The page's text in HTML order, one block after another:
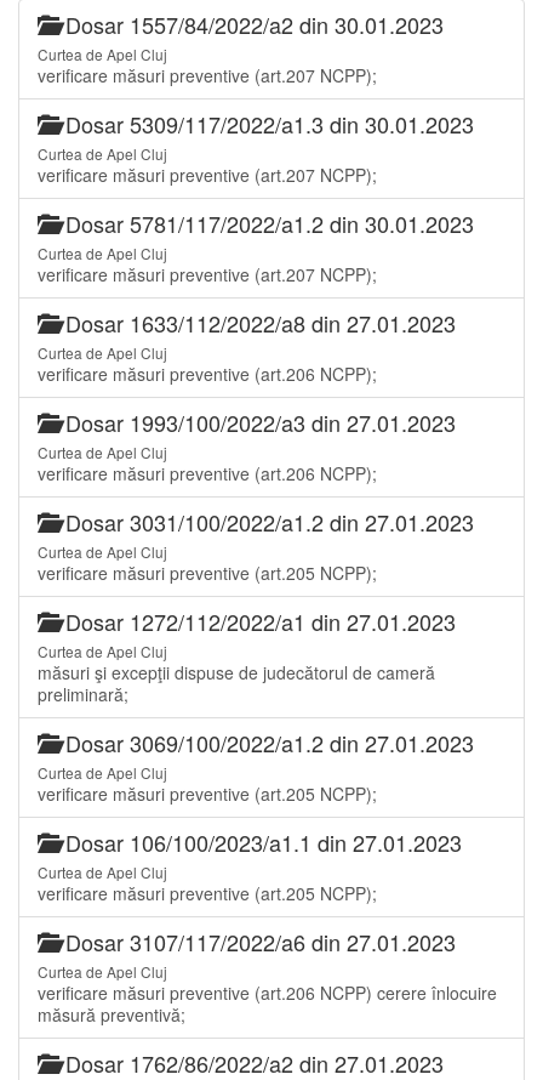
Dosar 1557/84/2022/a2 din 30.01.2023
Curtea de Apel Cluj
verificare măsuri preventive (art.207 NCPP);
Dosar 5309/117/2022/a1.3 din 30.01.2023
Curtea de Apel Cluj
verificare măsuri preventive (art.207 NCPP);
Dosar 5781/117/2022/a1.2 din 30.01.2023
Curtea de Apel Cluj
verificare măsuri preventive (art.207 NCPP);
Dosar 1633/112/2022/a8 din 27.01.2023
Curtea de Apel Cluj
verificare măsuri preventive (art.206 NCPP);
Dosar 1993/100/2022/a3 din 27.01.2023
Curtea de Apel Cluj
verificare măsuri preventive (art.206 NCPP);
Dosar 3031/100/2022/a1.2 din 27.01.2023
Curtea de Apel Cluj
verificare măsuri preventive (art.205 NCPP);
Dosar 1272/112/2022/a1 din 27.01.2023
Curtea de Apel Cluj
măsuri şi excepţii dispuse de judecătorul de cameră
preliminară;
Dosar 3069/100/2022/a1.2 din 27.01.2023
Curtea de Apel Cluj
verificare măsuri preventive (art.205 NCPP);
Dosar 106/100/2023/a1.1 din 27.01.2023
Curtea de Apel Cluj
verificare măsuri preventive (art.205 NCPP);
Dosar 3107/117/2022/a6 din 27.01.2023
Curtea de Apel Cluj
verificare măsuri preventive (art.206 NCPP) cerere înlocuire
măsură preventivă;
Dosar 1762/86/2022/a2 din 27.01.2023